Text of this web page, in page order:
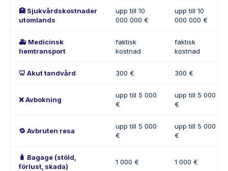
🏥 Sjukvårdskostnader
utomlands
upp till 10
000 000 €
upp till 10
000 000 €
🚑 Medicinsk
hemtransport
faktisk
kostnad
faktisk
kostnad
🦷 Akut tandvård 300 € 300 €
❌ Avbokning
upp till 5 000
€
upp till 5 000
€
🔁 Avbruten resa
upp till 5 000
€
upp till 5 000
€
🧳 Bagage (stöld,
förlust, skada)
1 000 € 1 000 €